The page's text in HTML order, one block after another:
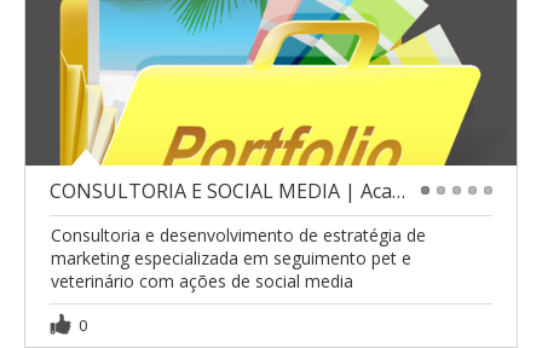
CONSULTORIA E SOCIAL MEDIA | Acampamento Pet
Consultoria e desenvolvimento de estratégia de
marketing especializada em seguimento pet e
veterinário com ações de social media
0